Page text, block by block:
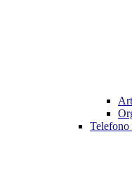
Telefono